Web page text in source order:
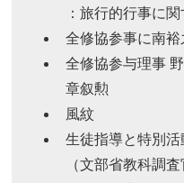
：旅行的行事に
全修協参事に南裕
全修協参与理事
章叙勲
風紋
生徒指導と特別
（文部省教科調